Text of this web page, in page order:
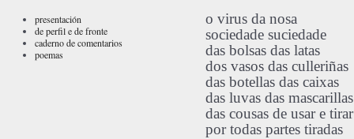
presentación
de perfil e de fronte
caderno de comentarios
poemas
o virus da nosa
sociedade suciedade
das bolsas das latas
dos vasos das
das botellas das caixas
das luvas das
das cousas de usar e tirar
por todas partes tiradas